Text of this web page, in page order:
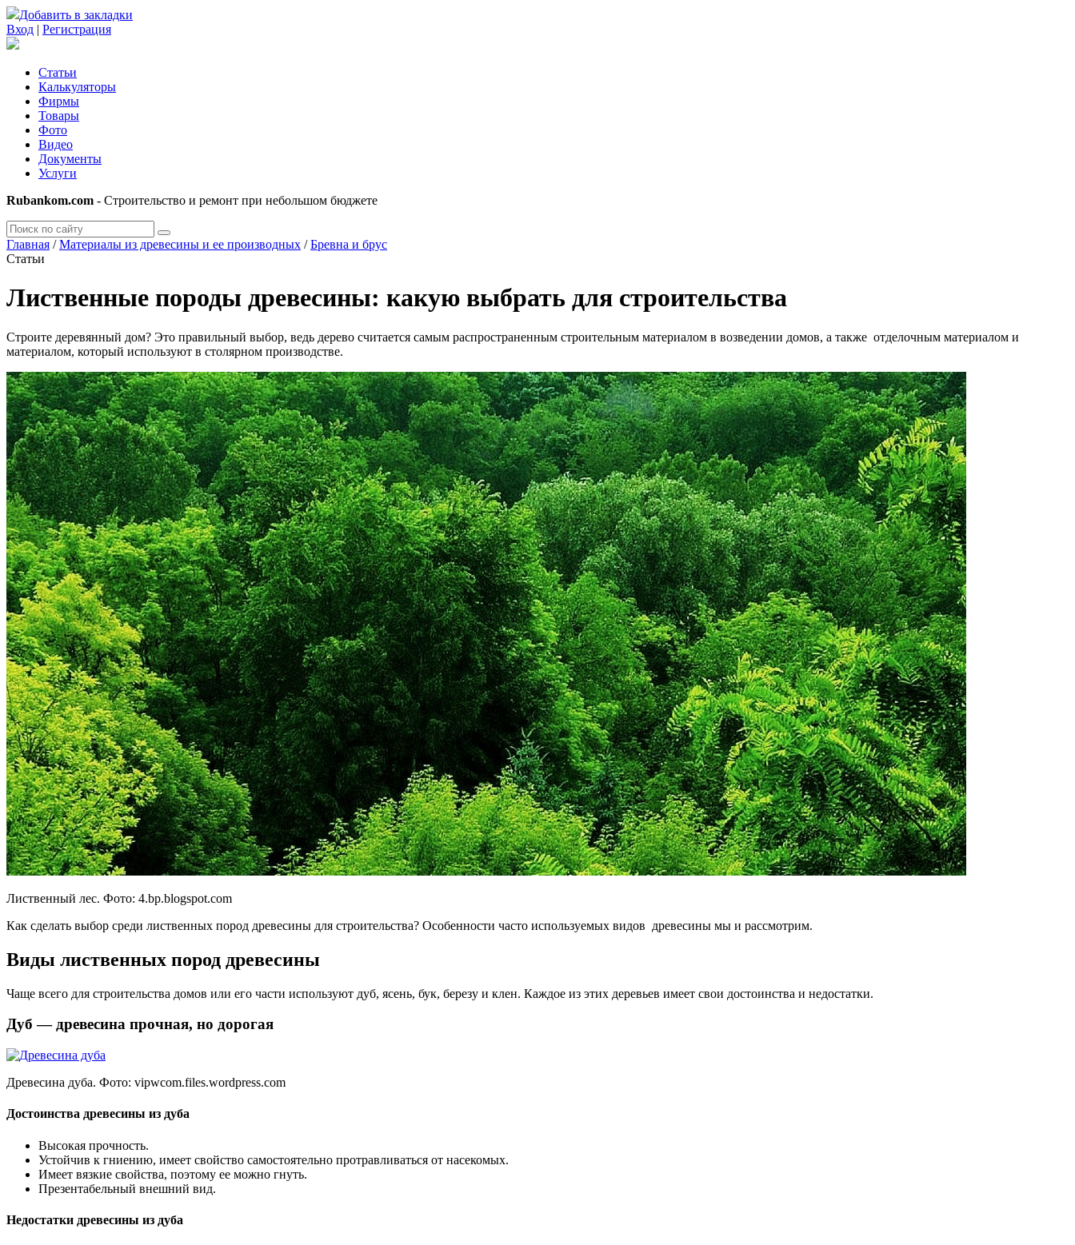
Добавить в закладки
Вход | Регистрация
Статьи
Калькуляторы
Фирмы
Товары
Фото
Видео
Документы
Услуги
Rubankom.com - Строительство и ремонт при небольшом бюджете
Главная /Материалы из древесины и ее производных /Бревна и брус
Статьи
Лиственные породы древесины: какую выбрать для строительства
Строите деревянный дом? Это правильный выбор, ведь дерево считается самым распространенным строительным материалом в возведении домов, а также отделочным материалом и
материалом, который используют в столярном производстве.
Лиственный лес. Фото: 4.bp.blogspot.com
Как сделать выбор среди лиственных пород древесины для строительства? Особенности часто используемых видов древесины мы и рассмотрим.
Виды лиственных пород древесины
Чаще всего для строительства домов или его части используют дуб, ясень, бук, березу и клен. Каждое из этих деревьев имеет свои достоинства и недостатки.
Дуб — древесина прочная, но дорогая
Древесина дуба. Фото: vipwcom.files.wordpress.com
Достоинства древесины из дуба
Высокая прочность.
Устойчив к гниению, имеет свойство самостоятельно протравливаться от насекомых.
Имеет вязкие свойства, поэтому ее можно гнуть.
Презентабельный внешний вид.
Недостатки древесины из дуба